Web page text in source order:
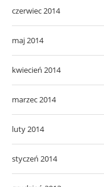
czerwiec 2014
maj 2014
kwiecień 2014
marzec 2014
luty 2014
styczeń 2014